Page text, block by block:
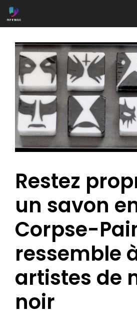
Aller
au
Restez
un savon
Corpse-
ressemble
artistes de
noir